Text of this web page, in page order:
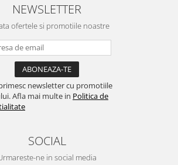
NEWSLETTER
ofertele si promotiile noastre
newsletter cu promotiile
Afla mai multe in Politica de
SOCIAL
ne in social media